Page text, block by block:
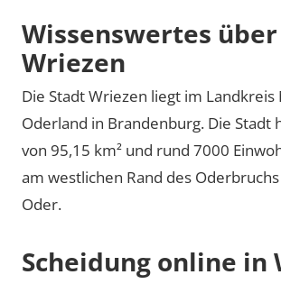
Wissenswertes über
Wriezen
Die Stadt Wriezen liegt im Landkreis
Oderland in Brandenburg. Die Stadt
von 95,15 km² und rund 7000
am westlichen Rand des
Oder.
Scheidung online in